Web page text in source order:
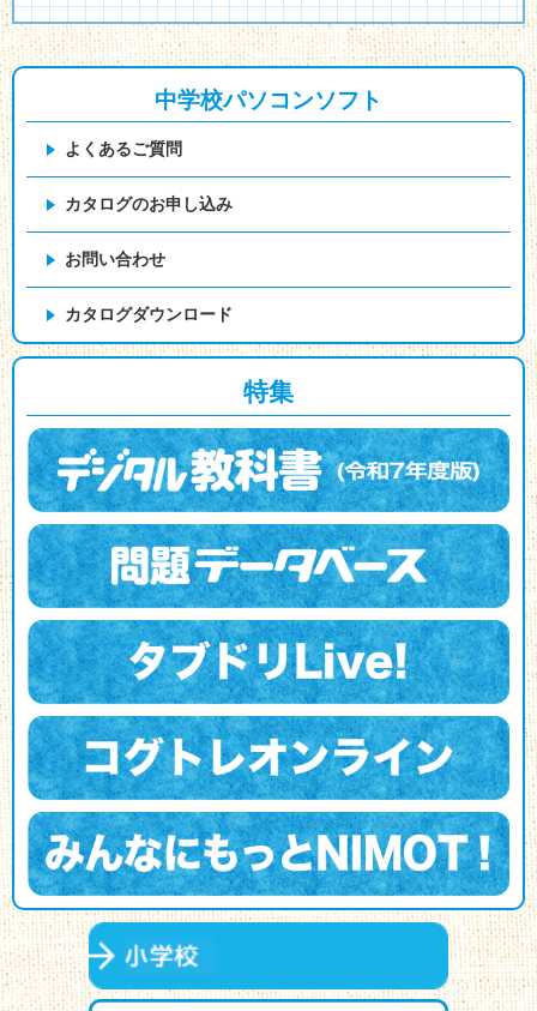
中学校パソコンソフト
よくあるご質問
カタログのお申し込み
お問い合わせ
カタログダウンロード
特集